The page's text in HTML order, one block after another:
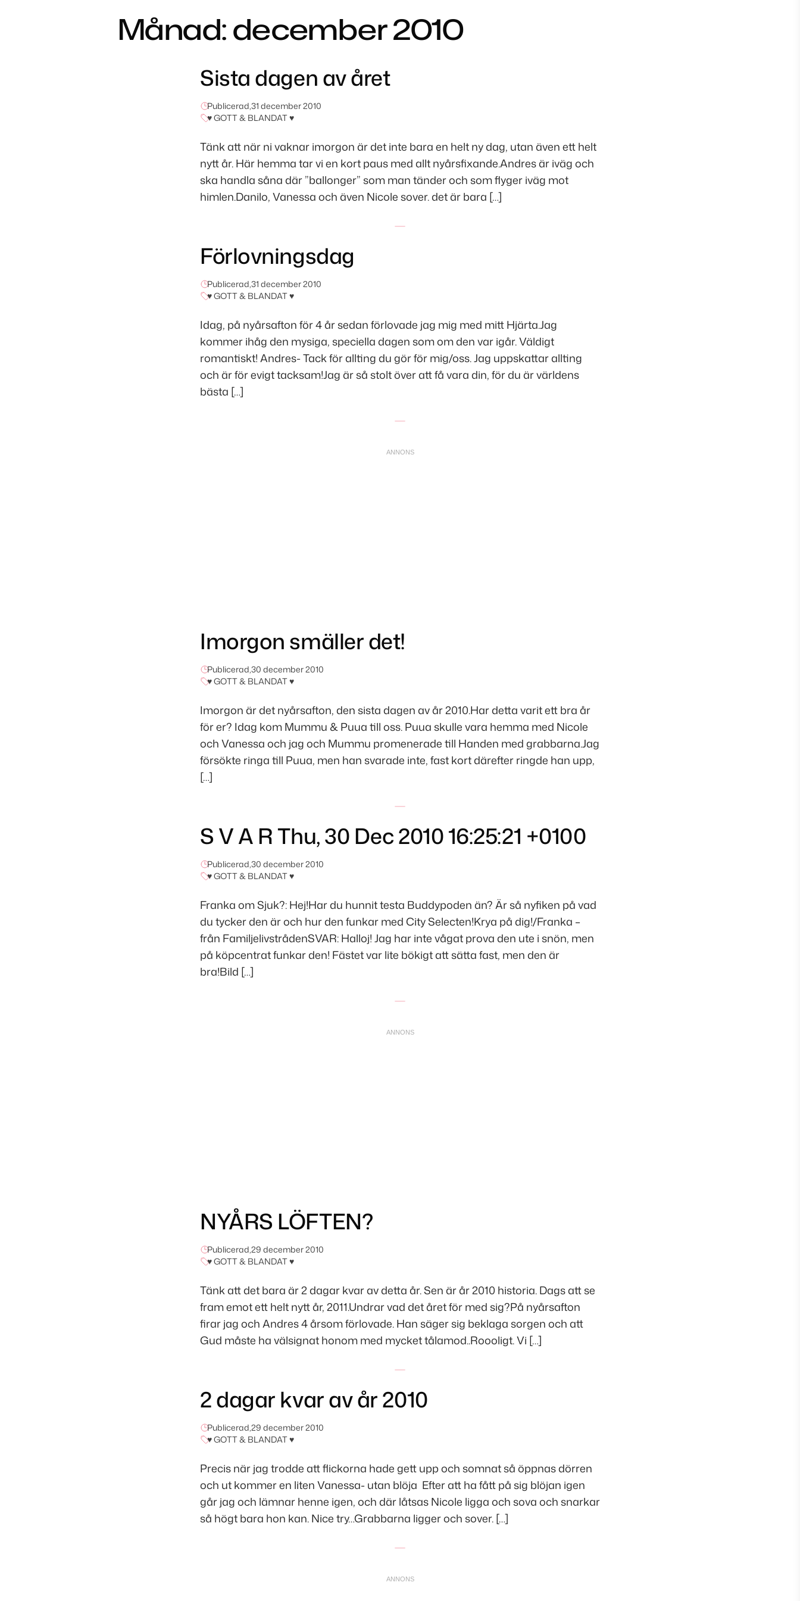
Månad:december 2010
Sista dagen av året
Publicerad,31 december 2010
♥ GOTT & BLANDAT ♥
Tänk att när ni vaknar imorgon är det inte bara en helt ny dag, utan även ett helt
nytt år. Här hemma tar vi en kort paus med allt nyårsfixande.Andres är iväg och
ska handla såna där ”ballonger” som man tänder och som flyger iväg mot
himlen.Danilo, Vanessa och även Nicole sover. det är bara […]
Förlovningsdag
Publicerad,31 december 2010
♥ GOTT & BLANDAT ♥
Idag, på nyårsafton för 4 år sedan förlovade jag mig med mitt Hjärta.Jag
kommer ihåg den mysiga, speciella dagen som om den var igår. Väldigt
romantiskt! Andres- Tack för allting du gör för mig/oss. Jag uppskattar allting
och är för evigt tacksam!Jag är så stolt över att få vara din, för du är världens
bästa […]
Imorgon smäller det!
Publicerad,30 december 2010
♥ GOTT & BLANDAT ♥
Imorgon är det nyårsafton, den sista dagen av år 2010.Har detta varit ett bra år
för er? Idag kom Mummu & Puua till oss. Puua skulle vara hemma med Nicole
och Vanessa och jag och Mummu promenerade till Handen med grabbarna.Jag
försökte ringa till Puua, men han svarade inte, fast kort därefter ringde han upp,
[…]
S V A R Thu, 30 Dec 2010 16:25:21 +0100
Publicerad,30 december 2010
♥ GOTT & BLANDAT ♥
Franka om Sjuk?: Hej!Har du hunnit testa Buddypoden än? Är så nyfiken på vad
du tycker den är och hur den funkar med City Selecten!Krya på dig!/Franka –
från FamiljelivstrådenSVAR: Halloj! Jag har inte vågat prova den ute i snön, men
på köpcentrat funkar den! Fästet var lite bökigt att sätta fast, men den är
bra!Bild […]
NYÅRS LÖFTEN?
Publicerad,29 december 2010
♥ GOTT & BLANDAT ♥
Tänk att det bara är 2 dagar kvar av detta år. Sen är år 2010 historia. Dags att se
fram emot ett helt nytt år, 2011.Undrar vad det året för med sig?På nyårsafton
firar jag och Andres 4 årsom förlovade. Han säger sig beklaga sorgen och att
Gud måste ha välsignat honom med mycket tålamod..Roooligt. Vi […]
2 dagar kvar av år 2010
Publicerad,29 december 2010
♥ GOTT & BLANDAT ♥
Precis när jag trodde att flickorna hade gett upp och somnat så öppnas dörren
och ut kommer en liten Vanessa- utan blöja Efter att ha fått på sig blöjan igen
går jag och lämnar henne igen, och där låtsas Nicole ligga och sova och snarkar
så högt bara hon kan. Nice try…Grabbarna ligger och sover. […]